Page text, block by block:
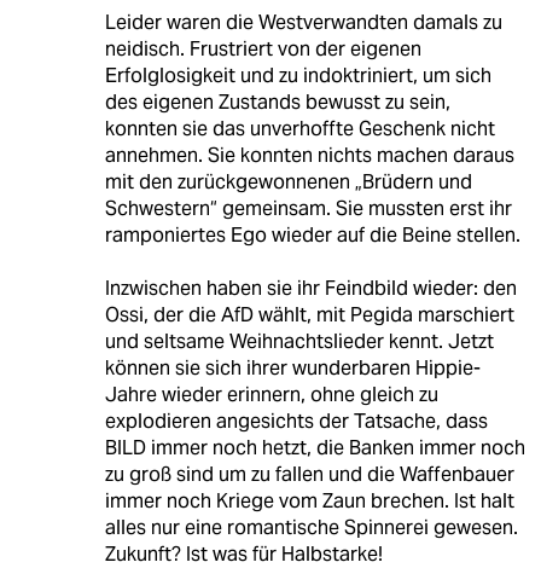
Leider waren die Westverwandten damals zu
neidisch. Frustriert von der eigenen
Erfolglosigkeit und zu indoktriniert, um sich
des eigenen Zustands bewusst zu sein,
konnten sie das unverhoffte Geschenk nicht
annehmen. Sie konnten nichts machen daraus
mit den zurückgewonnenen „Brüdern und
Schwestern“ gemeinsam. Sie mussten erst ihr
ramponiertes Ego wieder auf die Beine stellen.
Inzwischen haben sie ihr Feindbild wieder: den
Ossi, der die AfD wählt, mit Pegida marschiert
und seltsame Weihnachtslieder kennt. Jetzt
können sie sich ihrer wunderbaren Hippie-
Jahre wieder erinnern, ohne gleich zu
explodieren angesichts der Tatsache, dass
BILD immer noch hetzt, die Banken immer noch
zu groß sind um zu fallen und die Waffenbauer
immer noch Kriege vom Zaun brechen. Ist halt
alles nur eine romantische Spinnerei gewesen.
Zukunft? Ist was für Halbstarke!